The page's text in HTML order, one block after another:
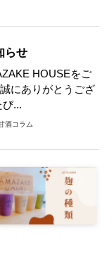
らせ
HOUSEをご
にありがとうござ
...
酒コラム